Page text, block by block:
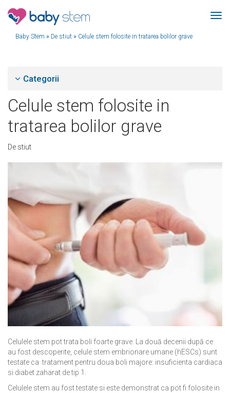
Baby Stem » De stiut » Celule stem folosite in tratarea bolilor grave
Categorii
Celule stem folosite in
tratarea bolilor grave
De stiut
Celulele stem pot trata boli foarte grave La două decenii după ce
au fost descoperite celule stem embrionare umane (hESCs) sunt
testate ca tratament pentru doua boli majore: insuficienta cardiaca
si diabet zaharat de tip 1
Celulele stem au fost testate si este demonstrat ca pot fi folosite in